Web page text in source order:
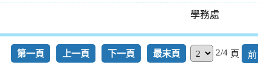
學務處
第一頁 上一頁 下一頁 最末頁 2/4 頁